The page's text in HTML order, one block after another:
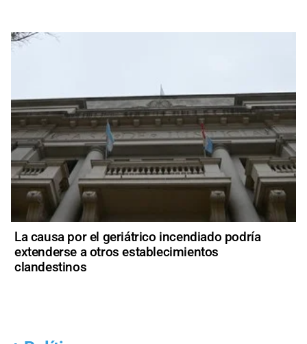
La causa por el geriátrico incendiado podría
extenderse a otros establecimientos
clandestinos